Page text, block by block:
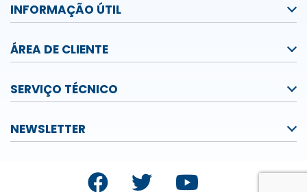
INFORMAÇÃO ÚTIL
ÁREA DE CLIENTE
SERVIÇO TÉCNICO
NEWSLETTER